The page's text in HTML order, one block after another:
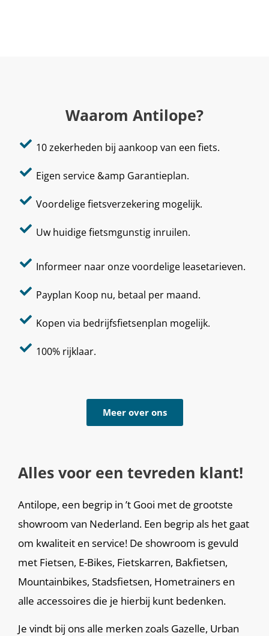
Waarom Antilope?
10 zekerheden bij aankoop van een fiets.
Eigen service &amp Garantieplan.
Voordelige fietsverzekering mogelijk.
Uw huidige fietsmgunstig inruilen.
Informeer naar onze voordelige leasetarieven.
Payplan Koop nu, betaal per maand.
Kopen via bedrijfsfietsenplan mogelijk.
100% rijklaar.
Meer over ons
Alles voor een tevreden klant!
Antilope, een begrip in ’t Gooi met de grootste
showroom van Nederland. Een begrip als het gaat
om kwaliteit en service! De showroom is gevuld
met Fietsen, E-Bikes, Fietskarren, Bakfietsen,
Mountainbikes, Stadsfietsen, Hometrainers en
alle accessoires die je hierbij kunt bedenken.
Je vindt bij ons alle merken zoals Gazelle, Urban